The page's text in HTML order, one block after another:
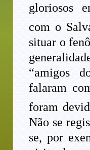
gloriosos
com o
situar o
“amigos
falaram
foram
Não se
se, por